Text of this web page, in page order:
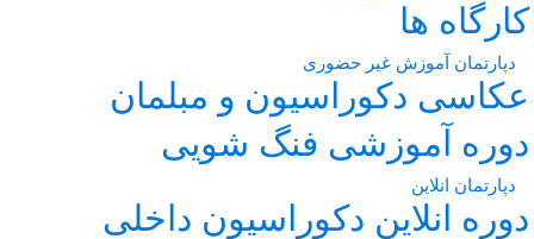
کارگاه ها
دپارتمان آموزش غیر حضوری
عکاسی دکوراسیون و مبلمان
دوره آموزشی فنگ شویی
دپارتمان انلاین
دوره انلاین دکوراسیون داخلی